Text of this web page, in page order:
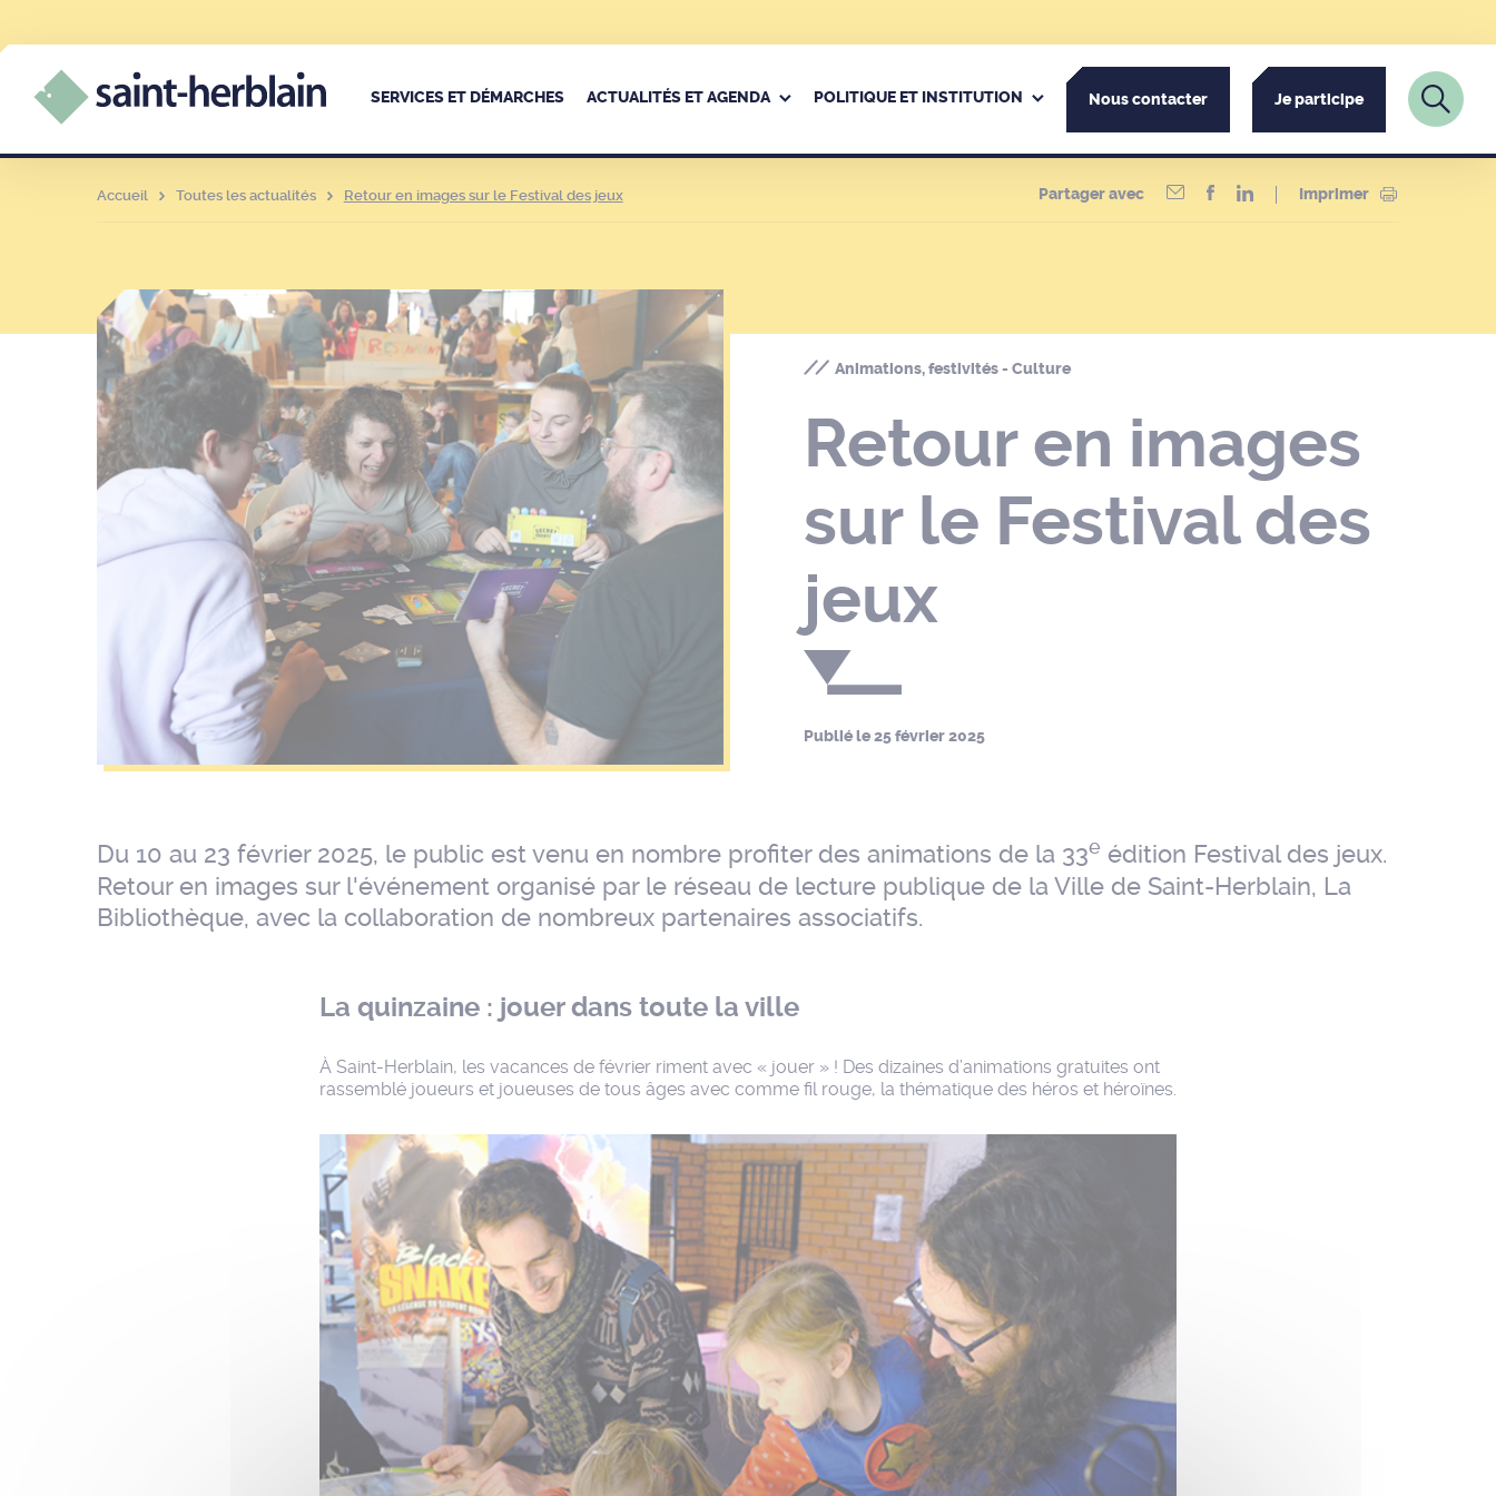
SERVICES ET DÉMARCHES ACTUALITÉS ET AGENDA POLITIQUE ET INSTITUTION Nous contacter Je participe
Accueil Toutes les actualités Retour en images sur le Festival des jeux Partager avec Imprimer
Animations, festivités - Culture
Retour en images
sur le Festival des
jeux
Publié le25 février 2025
Du 10 au 23 février 2025, le public est venu en nombre profiter des animations de la 33e édition Festival des jeux.
Retour en images sur l'événement organisé par le réseau de lecture publique de la Ville de Saint-Herblain, La
Bibliothèque, avec la collaboration de nombreux partenaires associatifs.
La quinzaine : jouer dans toute la ville
À Saint-Herblain, les vacances de février riment avec « jouer » ! Des dizaines d’animations gratuites ont
rassemblé joueurs et joueuses de tous âges avec comme fil rouge, la thématique des héros et héroïnes.